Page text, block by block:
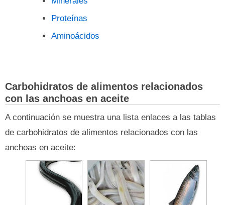
Proteínas
Aminoácidos
Carbohidratos de alimentos relacionados
con las anchoas en aceite
A continuación se muestra una lista enlaces a las tablas
de carbohidratos de alimentos relacionados con las
anchoas en aceite: